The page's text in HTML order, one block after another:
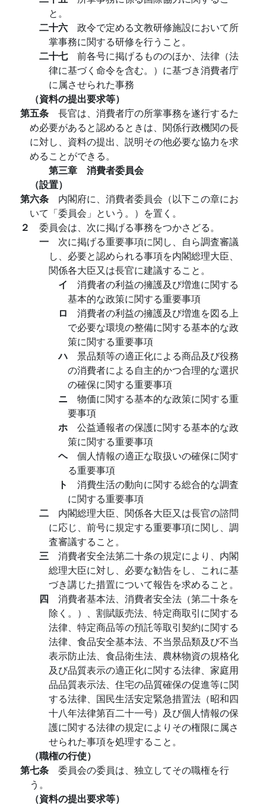
と。
二十六 政令で定める文教研修施設において所
掌事務に関する研修を行うこと。
二十七 前各号に掲げるもののほか、法律（法
律に基づく命令を含む。）に基づき消費者庁
に属させられた事務
（資料の提出要求等）
第五条 長官は、消費者庁の所掌事務を遂行するた
め必要があると認めるときは、関係行政機関の長
に対し、資料の提出、説明その他必要な協力を求
めることができる。
第三章 消費者委員会
（設置）
第六条 内閣府に、消費者委員会（以下この章にお
いて「委員会」という。）を置く。
２ 委員会は、次に掲げる事務をつかさどる。
一 次に掲げる重要事項に関し、自ら調査審議
し、必要と認められる事項を内閣総理大臣、
関係各大臣又は長官に建議すること。
イ 消費者の利益の擁護及び増進に関する
基本的な政策に関する重要事項
ロ 消費者の利益の擁護及び増進を図る上
で必要な環境の整備に関する基本的な政
策に関する重要事項
ハ 景品類等の適正化による商品及び役務
の消費者による自主的かつ合理的な選択
の確保に関する重要事項
ニ 物価に関する基本的な政策に関する重
要事項
ホ 公益通報者の保護に関する基本的な政
策に関する重要事項
ヘ 個人情報の適正な取扱いの確保に関す
る重要事項
ト 消費生活の動向に関する総合的な調査
に関する重要事項
二 内閣総理大臣、関係各大臣又は長官の諮問
に応じ、前号に規定する重要事項に関し、調
査審議すること。
三 消費者安全法第二十条の規定により、内閣
総理大臣に対し、必要な勧告をし、これに基
づき講じた措置について報告を求めること。
四 消費者基本法、消費者安全法（第二十条を
除く。）、割賦販売法、特定商取引に関する
法律、特定商品等の預託等取引契約に関する
法律、食品安全基本法、不当景品類及び不当
表示防止法、食品衛生法、農林物資の規格化
及び品質表示の適正化に関する法律、家庭用
品品質表示法、住宅の品質確保の促進等に関
する法律、国民生活安定緊急措置法（昭和四
十八年法律第百二十一号）及び個人情報の保
護に関する法律の規定によりその権限に属さ
せられた事項を処理すること。
（職権の行使）
第七条 委員会の委員は、独立してその職権を行
う。
（資料の提出要求等）